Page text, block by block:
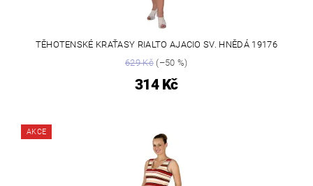
TĚHOTENSKÉ KRAŤASY RIALTO AJACIO SV. HNĚDÁ 19176
629 Kč(–50 %)
314 Kč
AKCE